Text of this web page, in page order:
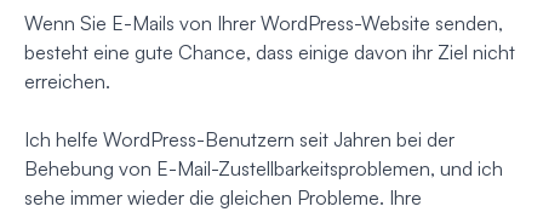
Wenn Sie E-Mails von Ihrer WordPress-Website senden,
besteht eine gute Chance, dass einige davon ihr Ziel nicht
erreichen.
Ich helfe WordPress-Benutzern seit Jahren bei der
Behebung von E-Mail-Zustellbarkeitsproblemen, und ich
sehe immer wieder die gleichen Probleme. Ihre